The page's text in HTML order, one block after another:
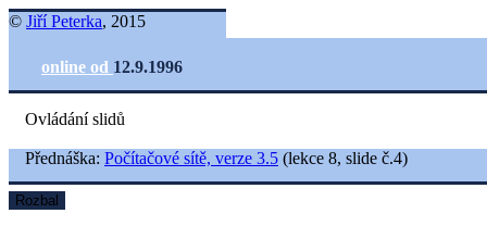
© Jiří Peterka, 2015
online od 12.9.1996
Ovládání slidů
Přednáška: Počítačové sítě, verze 3.5 (lekce 8, slide č.4)
Rozbal